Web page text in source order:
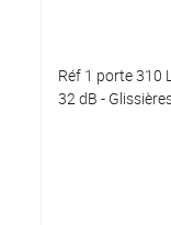
Réf 1 porte 310
32 dB -